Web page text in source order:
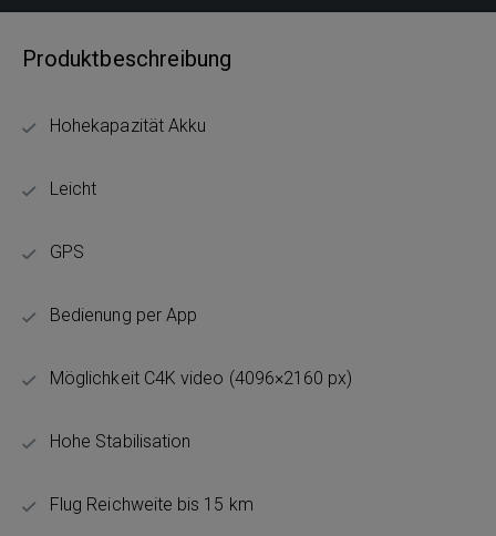
Produktbeschreibung
Hohekapazität Akku
Leicht
GPS
Bedienung per App
Möglichkeit C4K video (4096×2160 px)
Hohe Stabilisation
Flug Reichweite bis 15 km